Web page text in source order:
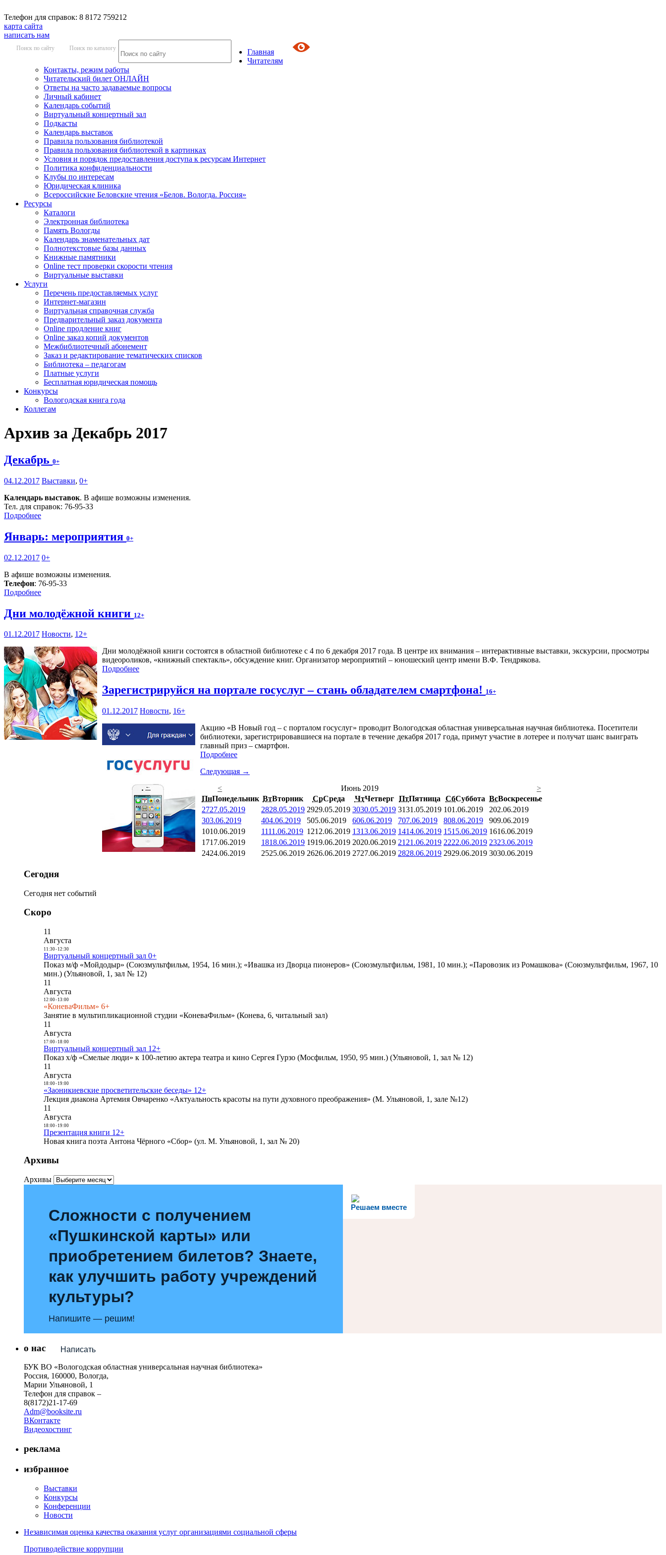
Телефон для справок: 8 8172 759212
карта сайта
написать нам
Поиск по сайту Поиск по каталогу
Главная
Читателям
Контакты, режим работы
Читательский билет ОНЛАЙН
Ответы на часто задаваемые вопросы
Личный кабинет
Календарь событий
Виртуальный концертный зал
Подкасты
Календарь выставок
Правила пользования библиотекой
Правила пользования библиотекой в картинках
Условия и порядок предоставления доступа к ресурсам Интернет
Политика конфиденциальности
Клубы по интересам
Юридическая клиника
Всероссийские Беловские чтения «Белов. Вологда. Россия»
Ресурсы
Каталоги
Электронная библиотека
Память Вологды
Календарь знаменательных дат
Полнотекстовые базы данных
Книжные памятники
Online тест проверки скорости чтения
Виртуальные выставки
Услуги
Перечень предоставляемых услуг
Интернет-магазин
Виртуальная справочная служба
Предварительный заказ документа
Online продление книг
Online заказ копий документов
Межбиблиотечный абонемент
Заказ и редактирование тематических списков
Библиотека – педагогам
Платные услуги
Бесплатная юридическая помощь
Конкурсы
Вологодская книга года
Коллегам
Архив за Декабрь 2017
Декабрь 0+
04.12.2017 Выставки, 0+
Календарь выставок. В афише возможны изменения.
Тел. для справок: 76-95-33
Подробнее
Январь: мероприятия 0+
02.12.2017 0+
В афише возможны изменения.
Телефон: 76-95-33
Подробнее
Дни молодёжной книги 12+
01.12.2017 Новости, 12+
Дни молодёжной книги состоятся в областной библиотеке с 4 по 6 декабря 2017 года. В центре их внимания – интерактивные выставки, экскурсии, просмотры
видеороликов, «книжный спектакль», обсуждение книг. Организатор мероприятий – юношеский центр имени В.Ф. Тендрякова.
Подробнее
Зарегистрируйся на портале госуслуг – стань обладателем смартфона! 16+
01.12.2017 Новости, 16+
Акцию «В Новый год – с порталом госуслуг» проводит Вологодская областная универсальная научная библиотека. Посетители
библиотеки, зарегистрировавшиеся на портале в течение декабря 2017 года, примут участие в лотерее и получат шанс выиграть
главный приз – смартфон.
Подробнее
Следующая →
<
Июнь 2019
>
ПнПонедельник ВтВторник СрСреда ЧтЧетверг ПтПятница СбСуббота ВсВоскресенье
2727.05.2019 2828.05.2019 2929.05.2019 3030.05.2019 3131.05.2019 101.06.2019 202.06.2019
303.06.2019 404.06.2019 505.06.2019 606.06.2019 707.06.2019 808.06.2019 909.06.2019
1010.06.2019 1111.06.2019 1212.06.2019 1313.06.2019 1414.06.2019 1515.06.2019 1616.06.2019
1717.06.2019 1818.06.2019 1919.06.2019 2020.06.2019 21 21.06.2019 2222.06.2019 2323.06.2019
2424.06.2019 2525.06.2019 2626.06.2019 2727.06.2019 2828.06.2019 2929.06.2019 3030.06.2019
Сегодня
Сегодня нет событий
Скоро
11
Августа
11:30- 12:30
Виртуальный концертный зал 0+
Показ м/ф «Мойдодыр» (Союзмультфильм, 1954, 16 мин.); «Ивашка из Дворца пионеров» (Союзмультфильм, 1981, 10 мин.); «Паровозик из Ромашкова» (Союзмультфильм, 1967, 10
мин.) (Ульяновой, 1, зал № 12)
11
Августа
12:00- 13:00
«КоневаФильм» 6+
Занятие в мультипликационной студии «КоневаФильм» (Конева, 6, читальный зал)
11
Августа
17:00- 18:00
Виртуальный концертный зал 12+
Показ х/ф «Смелые люди» к 100-летию актера театра и кино Сергея Гурзо (Мосфильм, 1950, 95 мин.) (Ульяновой, 1, зал № 12)
11
Августа
18:00- 19:00
«Заоникиевские просветительские беседы» 12+
Лекция диакона Артемия Овчаренко «Актуальность красоты на пути духовного преображения» (М. Ульяновой, 1, зале №12)
11
Августа
18:00- 19:00
Презентация книги 12+
Новая книга поэта Антона Чёрного «Сбор» (ул. М. Ульяновой, 1, зал № 20)
Архивы
Архивы
Решаем вместе
Сложности с получением
«Пушкинской карты» или
приобретением билетов? Знаете,
как улучшить работу учреждений
культуры?
Напишите — решим!
Написать
о нас
БУК ВО «Вологодская областная универсальная научная библиотека»
Россия, 160000, Вологда,
Марии Ульяновой, 1
Телефон для справок –
8(8172)21-17-69
Adm@booksite.ru
ВКонтакте
Видеохостинг
реклама
избранное
Выставки
Конкурсы
Конференции
Новости
Независимая оценка качества оказания услуг организациями социальной сферы
Противодействие коррупции